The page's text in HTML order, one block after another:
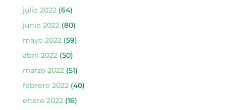
julio 2022(64)
junio 2022(80)
mayo 2022(59)
abril 2022(50)
marzo 2022(51)
febrero 2022(40)
enero 2022(16)